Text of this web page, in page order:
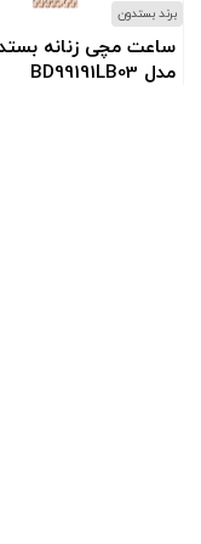
برند بستدون
ساعت مچی زنانه
مدل BD99191LB03